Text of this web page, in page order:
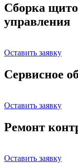
Сборка
управления
Оставить заявку
Сервисное
Оставить заявку
Ремонт
Оставить заявку